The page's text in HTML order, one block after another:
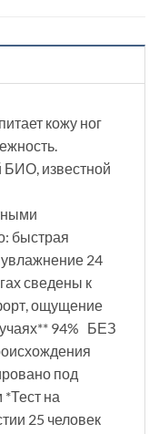
кожу ног
известной
быстрая
24
сведены к
ощущение
94% БЕЗ
под
на
25 человек